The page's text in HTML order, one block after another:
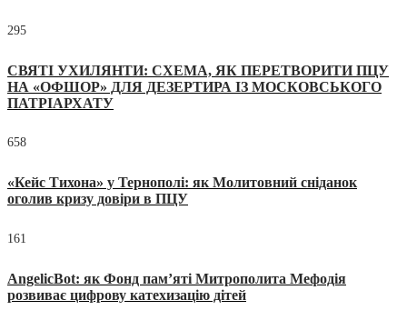
295
СВЯТІ УХИЛЯНТИ: СХЕМА, ЯК ПЕРЕТВОРИТИ ПЦУ
НА «ОФШОР» ДЛЯ ДЕЗЕРТИРА ІЗ МОСКОВСЬКОГО
ПАТРІАРХАТУ
658
«Кейс Тихона» у Тернополі: як Молитовний сніданок
оголив кризу довіри в ПЦУ
161
AngelicBot: як Фонд пам’яті Митрополита Мефодія
розвиває цифрову катехизацію дітей